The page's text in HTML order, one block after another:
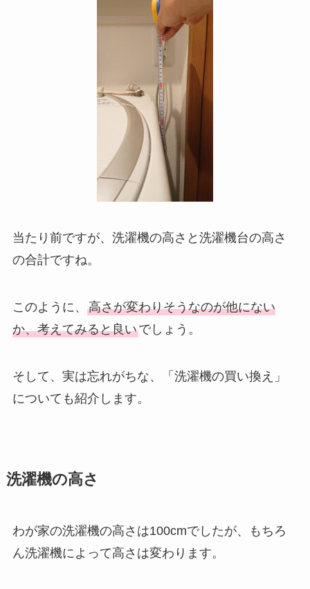
当たり前ですが、洗濯機の高さと洗濯機台の高さ
の合計ですね。
このように、 高さが変わりそうなのが他にない
か、考えてみると良いでしょう。
そして、実は忘れがちな、「洗濯機の買い換え」
についても紹介します。
洗濯機の高さ
わが家の洗濯機の高さは100cmでしたが、もちろ
ん洗濯機によって高さは変わります。